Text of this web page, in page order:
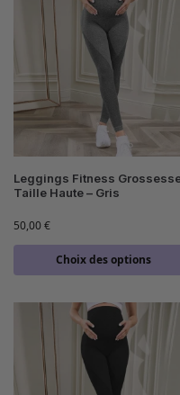
Leggings Fitness
Taille Haute – Gris
50,00€
Choix des options